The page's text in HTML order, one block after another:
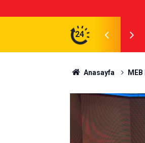
24
Affı kaçıranın hakkı yanıyor
Anasayfa MEB